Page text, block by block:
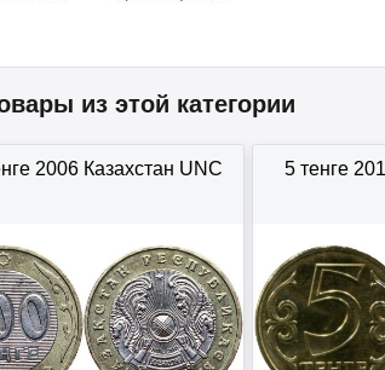
из этой категории
2006 Казахстан UNC 5 тенге